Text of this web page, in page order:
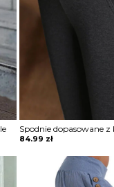
84.99 zł